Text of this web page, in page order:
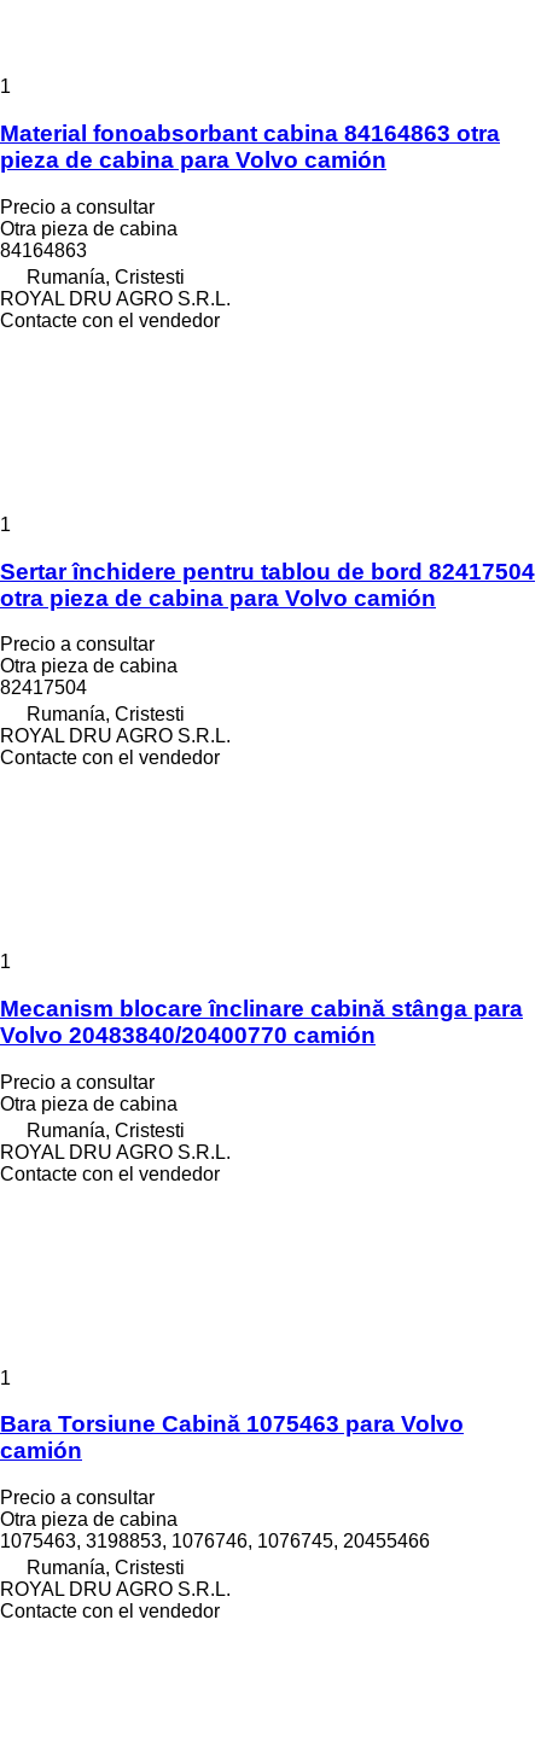
1
Material fonoabsorbant cabina 84164863 otra
pieza de cabina para Volvo camión
Precio a consultar
Otra pieza de cabina
84164863
Rumanía, Cristesti
ROYAL DRU AGRO S.R.L.
Contacte con el vendedor
1
Sertar închidere pentru tablou de bord 82417504
otra pieza de cabina para Volvo camión
Precio a consultar
Otra pieza de cabina
82417504
Rumanía, Cristesti
ROYAL DRU AGRO S.R.L.
Contacte con el vendedor
1
Mecanism blocare înclinare cabină stânga para
Volvo 20483840/20400770 camión
Precio a consultar
Otra pieza de cabina
Rumanía, Cristesti
ROYAL DRU AGRO S.R.L.
Contacte con el vendedor
1
Bara Torsiune Cabină 1075463 para Volvo
camión
Precio a consultar
Otra pieza de cabina
1075463, 3198853, 1076746, 1076745, 20455466
Rumanía, Cristesti
ROYAL DRU AGRO S.R.L.
Contacte con el vendedor